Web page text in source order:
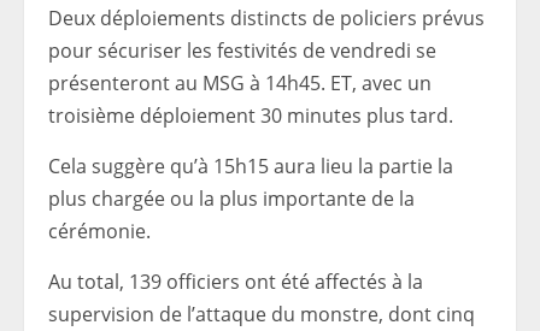
Deux déploiements distincts de policiers prévus
pour sécuriser les festivités de vendredi se
présenteront au MSG à 14h45. ET, avec un
troisième déploiement 30 minutes plus tard.
Cela suggère qu’à 15h15 aura lieu la partie la
plus chargée ou la plus importante de la
cérémonie.
Au total, 139 officiers ont été affectés à la
supervision de l’attaque du monstre, dont cinq